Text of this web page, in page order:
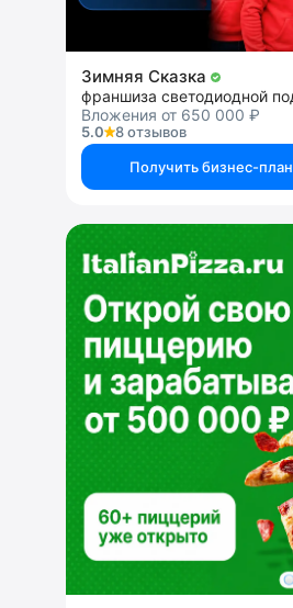
Зимняя Сказка
Вложения от 650 000 ₽
5.0
8 отзывов
Получить бизнес-план